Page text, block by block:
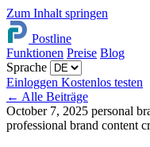
Zum Inhalt springen
Postline
Funktionen Preise Blog
Sprache
Einloggen Kostenlos testen
← Alle Beiträge
October 7, 2025 personal
professional brand content